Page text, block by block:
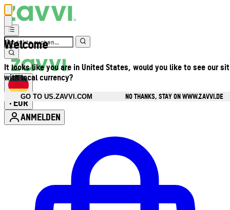
Welcome
It looks like you are in United States, would you like to see our
with local currency?
GO TO US.ZAVVI.COM
NO THANKS, STAY ON WWW.ZAVVI.DE
• EUR
ANMELDEN